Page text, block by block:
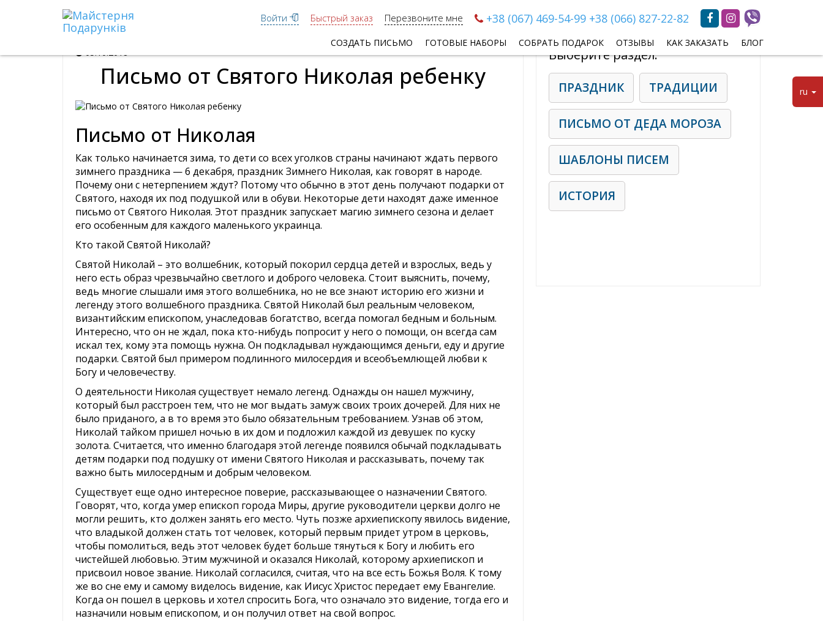
Войти Быстрый заказ Перезвоните мне +38 (067) 469-54-99 +38 (066) 827-22-82
СОЗДАТЬ ПИСЬМО ГОТОВЫЕ НАБОРЫ СОБРАТЬ ПОДАРОК ОТЗЫВЫ КАК ЗАКАЗАТЬ БЛОГ
Мастерская Подарков Письмо от Деда Мороза Письмо от Святого Николая ребенку
05.10.2018
Письмо от Святого Николая ребенку
Письмо от Николая
Как только начинается зима, то дети со всех уголков страны начинают ждать первого
зимнего праздника — 6 декабря, праздник Зимнего Николая, как говорят в народе.
Почему они с нетерпением ждут? Потому что обычно в этот день получают подарки от
Святого, находя их под подушкой или в обуви. Некоторые дети находят даже именное
письмо от Святого Николая. Этот праздник запускает магию зимнего сезона и делает
его особенным для каждого маленького украинца.
Кто такой Святой Николай?
Святой Николай – это волшебник, который покорил сердца детей и взрослых, ведь у
него есть образ чрезвычайно светлого и доброго человека. Стоит выяснить, почему,
ведь многие слышали имя этого волшебника, но не все знают историю его жизни и
легенду этого волшебного праздника. Святой Николай был реальным человеком,
византийским епископом, унаследовав богатство, всегда помогал бедным и больным.
Интересно, что он не ждал, пока кто-нибудь попросит у него о помощи, он всегда сам
искал тех, кому эта помощь нужна. Он подкладывал нуждающимся деньги, еду и другие
подарки. Святой был примером подлинного милосердия и всеобъемлющей любви к
Богу и человечеству.
О деятельности Николая существует немало легенд. Однажды он нашел мужчину,
который был расстроен тем, что не мог выдать замуж своих троих дочерей. Для них не
было приданого, а в то время это было обязательным требованием. Узнав об этом,
Николай тайком пришел ночью в их дом и подложил каждой из девушек по куску
золота. Считается, что именно благодаря этой легенде появился обычай подкладывать
детям подарки под подушку от имени Святого Николая и рассказывать, почему так
важно быть милосердным и добрым человеком.
Существует еще одно интересное поверие, рассказывающее о назначении Святого.
Говорят, что, когда умер епископ города Миры, другие руководители церкви долго не
могли решить, кто должен занять его место. Чуть позже архиепископу явилось видение,
что владыкой должен стать тот человек, который первым придет утром в церковь,
чтобы помолиться, ведь этот человек будет больше тянуться к Богу и любить его
чистейшей любовью. Этим мужчиной и оказался Николай, которому архиепископ и
присвоил новое звание. Николай согласился, считая, что на все есть Божья Воля. К тому
же во сне ему и самому виделось видение, как Иисус Христос передает ему Евангелие.
Когда он пошел в церковь и хотел спросить Бога, что означало это видение, тогда его и
назначили новым епископом, и он получил ответ на свой вопрос.
Выберите раздел:
ПРАЗДНИК ТРАДИЦИИ
ПИСЬМО ОТ ДЕДА МОРОЗА
ШАБЛОНЫ ПИСЕМ
ИСТОРИЯ
ru